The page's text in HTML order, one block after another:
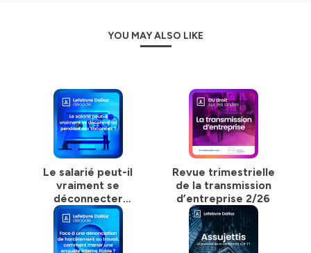
YOU MAY ALSO LIKE
Le salarié peut-il
vraiment se
déconnecter
pendant ses
vacances ?
Revue trimestrielle
de la transmission
d’entreprise 2/26